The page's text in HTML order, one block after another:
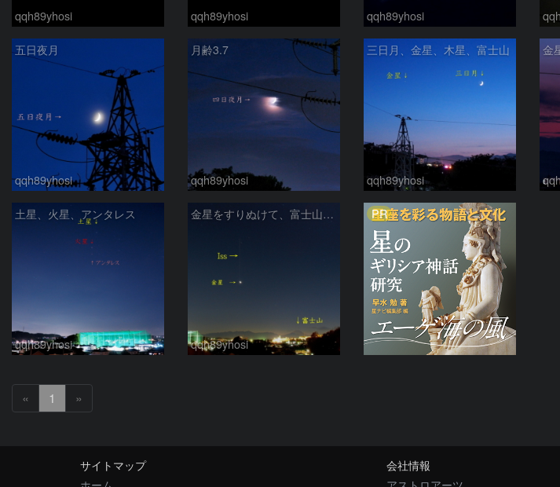
qqh89yhosi qqh89yhosi qqh89yhosi
五日夜月
qqh89yhosi
月齢3.7
qqh89yhosi
三日月、金星、木星、富士山
qqh89yhosi
金
土星、火星、アンタレス
qqh89yhosi
金星をすりぬけて、富士山上空を通過の宇宙ステーション
qqh89yhosi
PR
« 1 »
サイトマップ
会社情報